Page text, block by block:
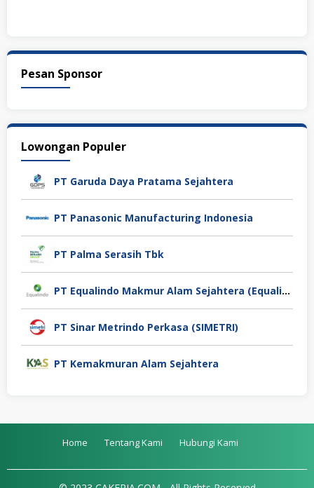
Pesan Sponsor
Lowongan Populer
PT Garuda Daya Pratama Sejahtera
PT Panasonic Manufacturing Indonesia
PT Palma Serasih Tbk
PT Equalindo Makmur Alam Sejahtera (Equalindo Group)
PT Sinar Metrindo Perkasa (SIMETRI)
PT Kemakmuran Alam Sejahtera
Home Tentang Kami Hubungi Kami